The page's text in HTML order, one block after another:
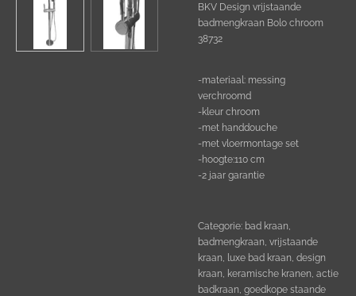
BKV Design vrijstaande
badmengkraan Bolo chroom
38732
-materiaal: messing
verchroomd
-kleur chroom
-met handdouche
-met vloermontage set
-hoogte:110 cm
-2 jaar garantie
Categorie: bad kraan,
badmengkraan, vrijstaande
kraan, luxe bad kraan, design
kraan, keramische kranen, actie
badkraan, goedkope staande